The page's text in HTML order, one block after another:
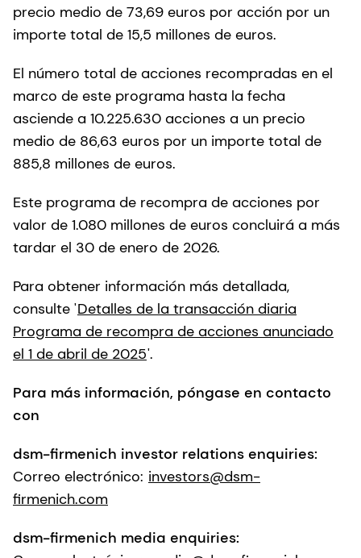
precio medio de 73,69 euros por acción por un
importe total de 15,5 millones de euros.
El número total de acciones recompradas en el
marco de este programa hasta la fecha
asciende a 10.225.630 acciones a un precio
medio de 86,63 euros por un importe total de
885,8 millones de euros.
Este programa de recompra de acciones por
valor de 1.080 millones de euros concluirá a más
tardar el 30 de enero de 2026.
Para obtener información más detallada,
consulte 'Detalles de la transacción diaria
Programa de recompra de acciones anunciado
el 1 de abril de 2025'.
Para más información, póngase en contacto
con
dsm-firmenich investor relations enquiries:
Correo electrónico: investors@dsm-
firmenich.com
dsm-firmenich media enquiries: